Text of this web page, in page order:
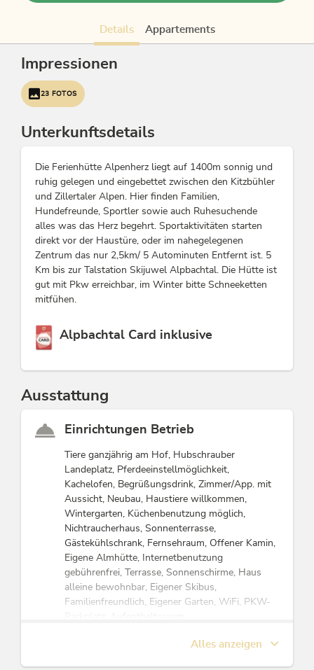
Details Appartements
Impressionen
23 FOTOS
Unterkunftsdetails
Die Ferienhütte Alpenherz liegt auf 1400m sonnig und
ruhig gelegen und eingebettet zwischen den Kitzbühler
und Zillertaler Alpen. Hier finden Familien,
Hundefreunde, Sportler sowie auch Ruhesuchende
alles was das Herz begehrt. Sportaktivitäten starten
direkt vor der Haustüre, oder im nahegelegenen
Zentrum das nur 2,5km/ 5 Autominuten Entfernt ist. 5
Km bis zur Talstation Skijuwel Alpbachtal. Die Hütte ist
gut mit Pkw erreichbar, im Winter bitte Schneeketten
mitfühen.
Diese Unterkunft ist Mitglied von
Alpbachtal Card inklusive
Ausstattung
Einrichtungen Betrieb
Tiere ganzjährig am Hof, Hubschrauber
Landeplatz, Pferdeeinstellmöglichkeit,
Kachelofen, Begrüßungsdrink, Zimmer/App. mit
Aussicht, Neubau, Haustiere willkommen,
Wintergarten, Küchenbenutzung möglich,
Nichtraucherhaus, Sonnenterrasse,
Gästekühlschrank, Fernsehraum, Offener Kamin,
Eigene Almhütte, Internetbenutzung
gebührenfrei, Terrasse, Sonnenschirme, Haus
alleine bewohnbar, Eigener Skibus,
Familienfreundlich, Eigener Garten, WiFi, PKW-
Alles anzeigen